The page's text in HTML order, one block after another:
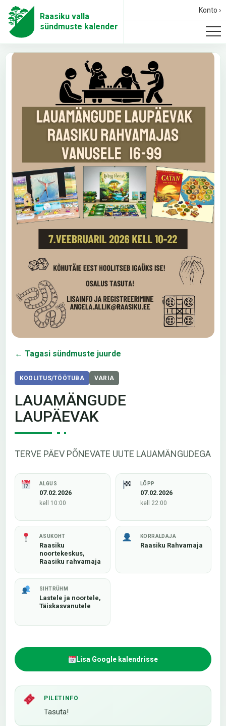
Raasiku valla
sündmuste kalender
Konto ›
← Tagasi sündmuste juurde
KOOLITUS/TÖÖTUBA VARIA
LAUAMÄNGUDE
LAUPÄEVAK
TERVE PÄEV PÕNEVATE UUTE LAUAMÄNGUDEGA
ALGUS
07.02.2026
kell 10:00
LÕPP
07.02.2026
kell 22:00
ASUKOHT
Raasiku
noortekeskus,
Raasiku rahvamaja
KORRALDAJA
Raasiku Rahvamaja
SIHTRÜHM
Lastele ja noortele,
Täiskasvanutele
Lisa Google kalendrisse
PILETINFO
Tasuta!